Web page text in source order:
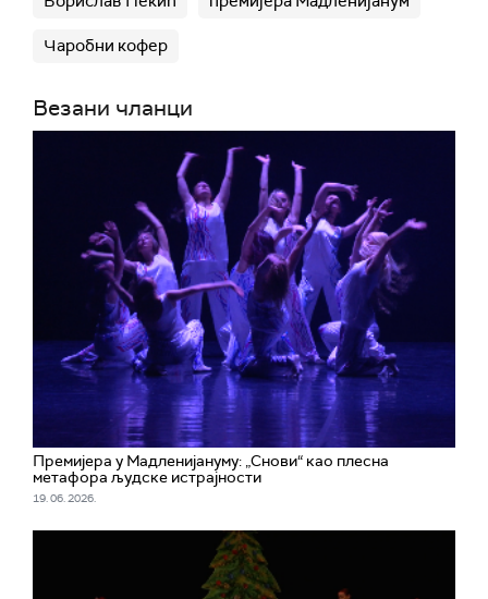
Чаробни кофер
Везани чланци
Премијера у Мадленијануму: „Снови“ као плесна
метафора људске истрајности
19. 06. 2026.